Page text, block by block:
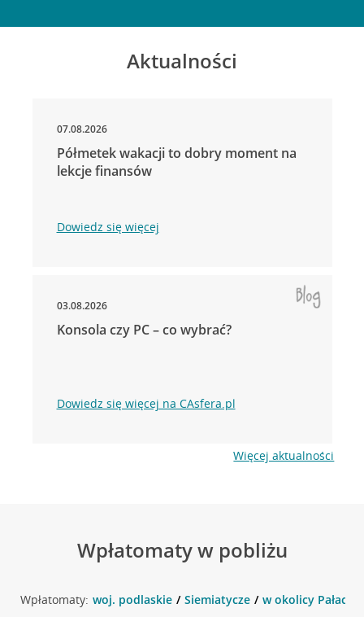
Aktualności
07.08.2026
Półmetek wakacji to dobry moment na
lekcje finansów
Dowiedz się więcej
03.08.2026
Konsola czy PC – co wybrać?
Dowiedz się więcej na CAsfera.pl
Więcej aktualności
Wpłatomaty w pobliżu
Wpłatomaty: woj. podlaskie Siemiatycze w okolicy